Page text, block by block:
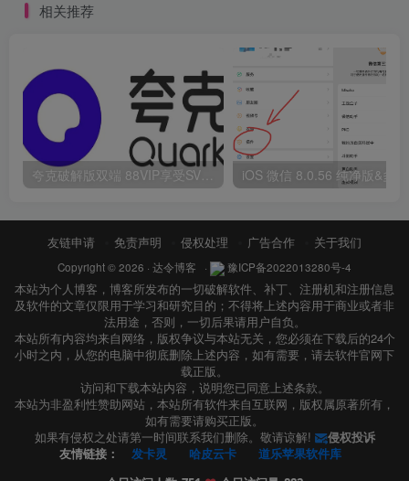
相关推荐
夸克破解版双端 88VIP享受SVIP权限
友链申请 免责声明 侵权处理 广告合作 关于我们
Copyright © 2026 · 达令博客 · 豫ICP备2022013280号-4
本站为个人博客，博客所发布的一切破解软件、补丁、注册机和注册信息
及软件的文章仅限用于学习和研究目的；不得将上述内容用于商业或者非
法用途，否则，一切后果请用户自负。
本站所有内容均来自网络，版权争议与本站无关，您必须在下载后的24个
小时之内，从您的电脑中彻底删除上述内容，如有需要，请去软件官网下
载正版。
访问和下载本站内容，说明您已同意上述条款。
本站为非盈利性赞助网站，本站所有软件来自互联网，版权属原著所有，
如有需要请购买正版。
如果有侵权之处请第一时间联系我们删除。敬请谅解!
侵权投诉
友情链接：
发卡灵 哈皮云卡 道乐苹果软件库